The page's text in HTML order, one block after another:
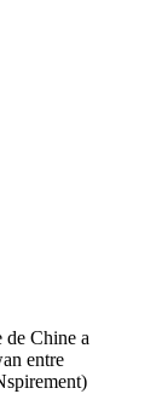
de Chine a
entre